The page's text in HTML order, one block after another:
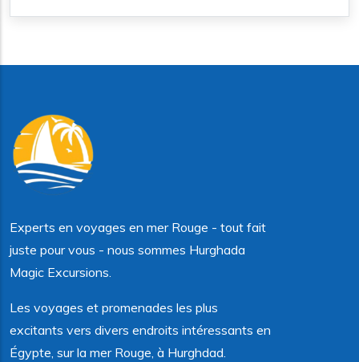
Experts en voyages en mer Rouge - tout fait
juste pour vous - nous sommes Hurghada
Magic Excursions.
Les voyages et promenades les plus
excitants vers divers endroits intéressants en
Égypte, sur la mer Rouge, à Hurghdad.